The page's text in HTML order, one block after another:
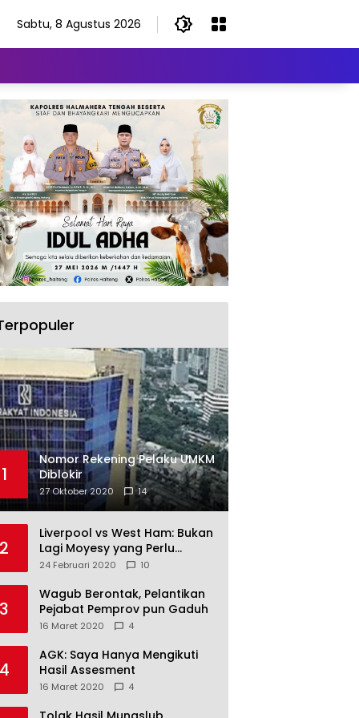
Sabtu, 8 Agustus 2026
1
Nomor Rekening Pelaku UMKM
Diblokir
27 Oktober 2020 14
2
Liverpool vs West Ham: Bukan
Lagi Moyesy yang Perlu
Ditakuti
24 Februari 2020 10
3
Wagub Berontak, Pelantikan
Pejabat Pemprov pun Gaduh
16 Maret 2020 4
4
AGK: Saya Hanya Mengikuti
Hasil Assesment
16 Maret 2020 4